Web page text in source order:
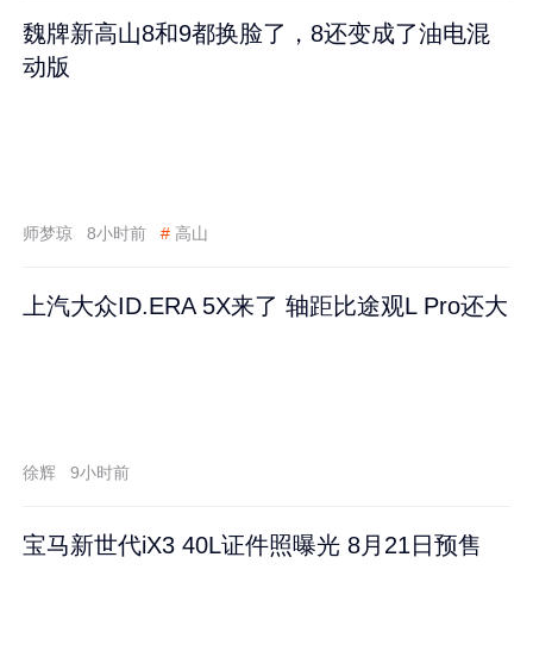
魏牌新高山8和9都换脸了，8还变成了油电混
动版
师梦琼 8小时前 # 高山
上汽大众ID.ERA 5X来了 轴距比途观L Pro还大
徐辉 9小时前
宝马新世代iX3 40L证件照曝光 8月21日预售